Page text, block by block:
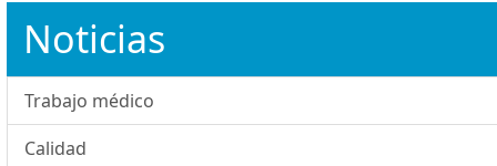
Noticias
Trabajo médico
Calidad